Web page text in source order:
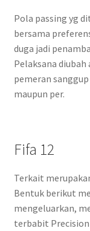
Pola passing yg
bersama
duga jadi
Pelaksana
pemeran
maupun per.
Fifa 12
Terkait
Bentuk berikut
mengeluarkan,
terbabit